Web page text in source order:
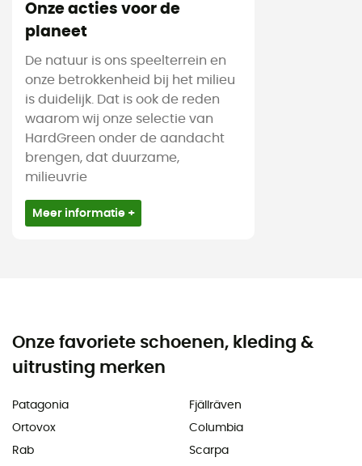
Onze acties voor de
planeet
De natuur is ons speelterrein en
onze betrokkenheid bij het milieu
is duidelijk. Dat is ook de reden
waarom wij onze selectie van
HardGreen onder de aandacht
brengen, dat duurzame,
milieuvrie
Meer informatie +
Onze favoriete schoenen, kleding &
uitrusting merken
Patagonia
Ortovox
Rab
Fjällräven
Columbia
Scarpa